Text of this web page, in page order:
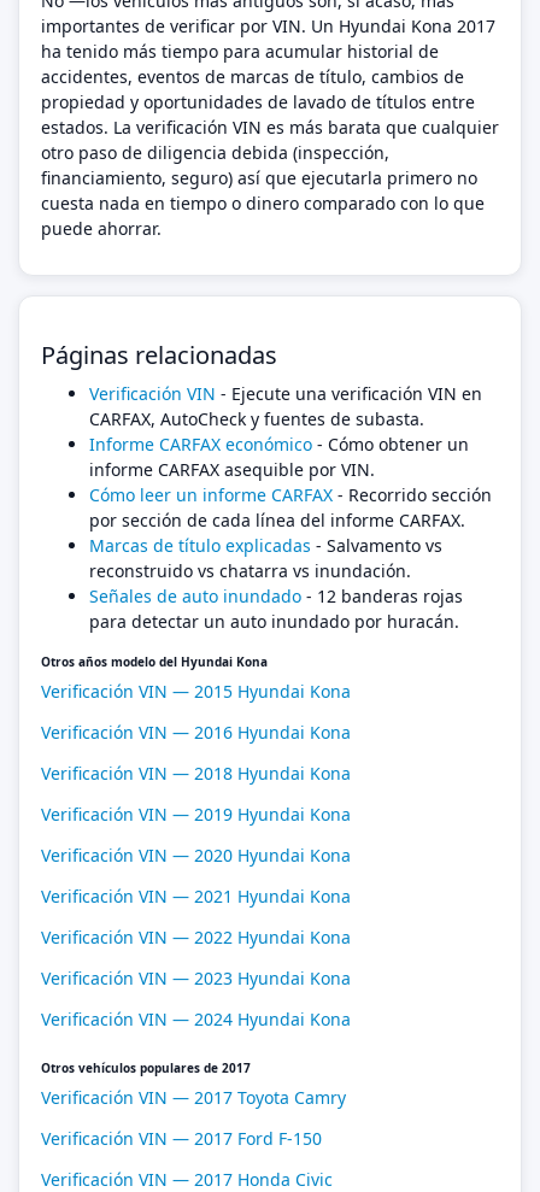
importantes de verificar por VIN. Un Hyundai Kona 2017
ha tenido más tiempo para acumular historial de
accidentes, eventos de marcas de título, cambios de
propiedad y oportunidades de lavado de títulos entre
estados. La verificación VIN es más barata que cualquier
otro paso de diligencia debida (inspección,
financiamiento, seguro) así que ejecutarla primero no
cuesta nada en tiempo o dinero comparado con lo que
puede ahorrar.
Páginas relacionadas
Verificación VIN - Ejecute una verificación VIN en
CARFAX, AutoCheck y fuentes de subasta.
Informe CARFAX económico - Cómo obtener un
informe CARFAX asequible por VIN.
Cómo leer un informe CARFAX - Recorrido sección
por sección de cada línea del informe CARFAX.
Marcas de título explicadas - Salvamento vs
reconstruido vs chatarra vs inundación.
Señales de auto inundado - 12 banderas rojas
para detectar un auto inundado por huracán.
Otros años modelo del Hyundai Kona
Verificación VIN — 2015 Hyundai Kona
Verificación VIN — 2016 Hyundai Kona
Verificación VIN — 2018 Hyundai Kona
Verificación VIN — 2019 Hyundai Kona
Verificación VIN — 2020 Hyundai Kona
Verificación VIN — 2021 Hyundai Kona
Verificación VIN — 2022 Hyundai Kona
Verificación VIN — 2023 Hyundai Kona
Verificación VIN — 2024 Hyundai Kona
Otros vehículos populares de 2017
Verificación VIN — 2017 Toyota Camry
Verificación VIN — 2017 Ford F-150
Verificación VIN — 2017 Honda Civic